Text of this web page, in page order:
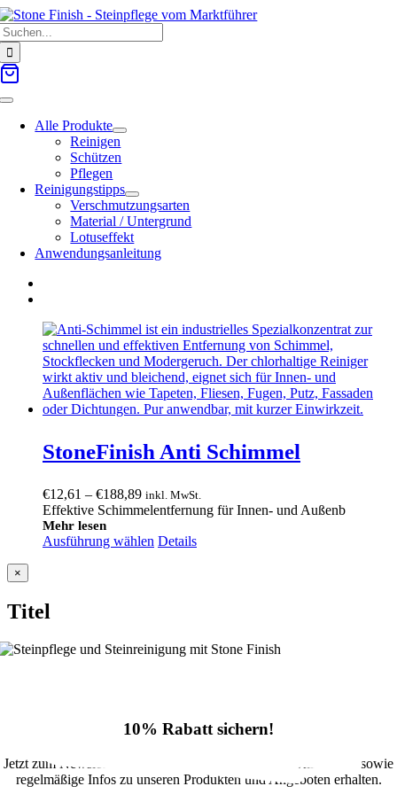
Zum
Inhalt
springen
Toggle
NavigationAlle Produkte
Reinigen
Schützen
Pflegen
Reinigungstipps
Verschmutzungsarten
Material / Untergrund
Lotuseffekt
Anwendungsanleitung
StoneFinish Anti Schimmel
€12,61 – €188,89Preisspanne:
€12,61
€188,89
inkl. MwSt.
Effektive Schimmelentfernung für Innen- und Außenb
Mehr lesen
Ausführung wählen Details
Close
product
view
×
Titel
10% Rabatt sichern!
Jetzt zum Newsletter anmelden und 10% Rabatt im Onlineshop sowie
regelmäßige Infos zu unseren Produkten und Angeboten erhalten.